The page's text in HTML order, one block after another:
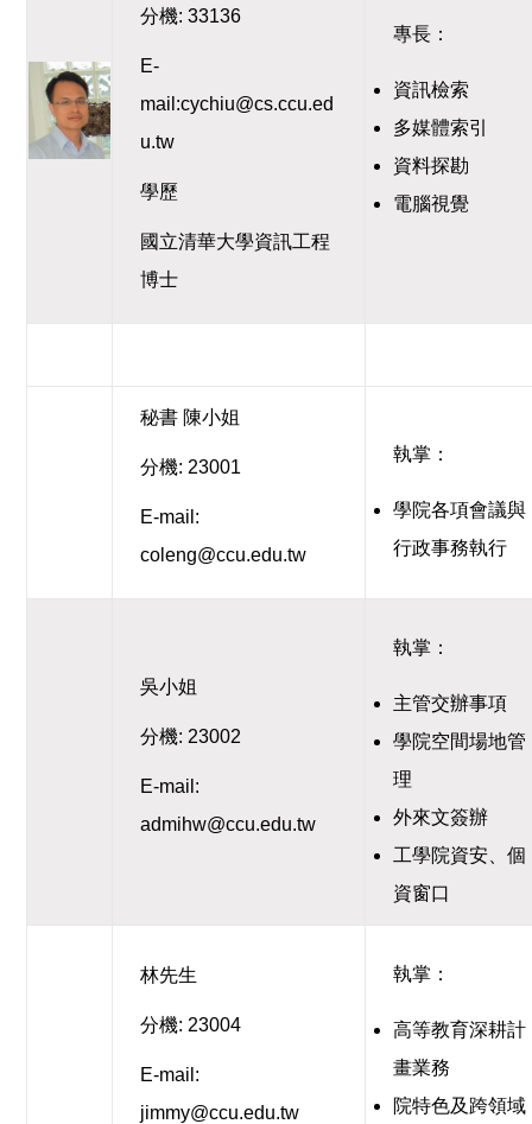
分機: 33136
E-
mail:cychiu@cs.ccu.ed
u.tw
學歷
國立清華大學資訊工程
博士
專長：
資訊檢索
多媒體索引
資料探勘
電腦視覺
秘書 陳小姐
分機: 23001
E-mail:
coleng@ccu.edu.tw
執掌：
學院各項會議與
行政事務執行
吳小姐
分機: 23002
E-mail:
admihw@ccu.edu.tw
執掌：
主管交辦事項
學院空間場地管
理
外來文簽辦
工學院資安、個
資窗口
林先生
分機: 23004
E-mail:
jimmy@ccu.edu.tw
執掌：
高等教育深耕計
畫業務
院特色及跨領域